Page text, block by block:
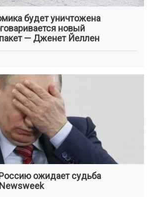
будет уничтожена
новый
— Дженет Йеллен
ожидает судьба